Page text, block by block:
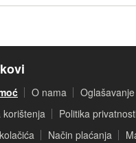
O nama
Oglašavanje
korištenja
Politika
Način plaćanja